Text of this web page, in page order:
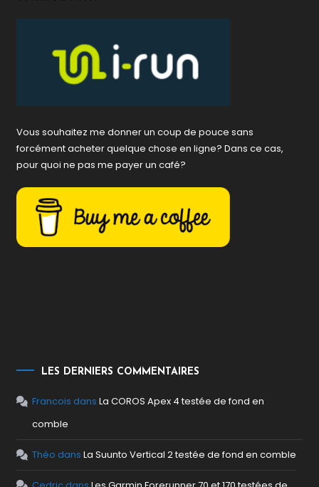
Vous souhaitez me donner un coup de pouce sans
forcément acheter quelque chose en ligne? Dans ce cas,
pour quoi ne pas me payer un café?
LES DERNIERS COMMENTAIRES
Francois dansLa COROS Apex 4 testée de fond en
comble
Théo dansLa Suunto Vertical 2 testée de fond en comble